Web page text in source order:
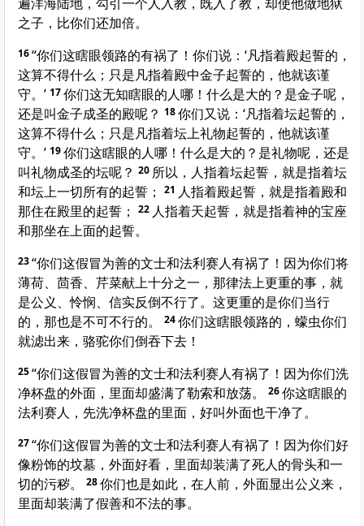
之子，比你们还加倍。
16“你们这瞎眼领路的有祸了！你们说：‘凡指着殿起誓的，
这算不得什么；只是凡指着殿中金子起誓的，他就该谨
守。’ 17你们这无知瞎眼的人哪！什么是大的？是金子呢，
还是叫金子成圣的殿呢？ 18你们又说：‘凡指着坛起誓的，
这算不得什么；只是凡指着坛上礼物起誓的，他就该谨
守。’ 19你们这瞎眼的人哪！什么是大的？是礼物呢，还是
叫礼物成圣的坛呢？ 20 所以，人指着坛起誓，就是指着坛
和坛上一切所有的起誓；
21 人指着殿起誓，就是指着殿和
那住在殿里的起誓；
22 人指着天起誓，就是指着神的宝座
和那坐在上面的起誓。
23“你们这假冒为善的文士和法利赛人有祸了！因为你们将
薄荷、茴香、芹菜献上十分之一，那律法上更重的事，就
是公义、怜悯、信实反倒不行了。这更重的是你们当行
的，那也是不可不行的。
24你们这瞎眼领路的，蠓虫你们
就滤出来，骆驼你们倒吞下去！
25“你们这假冒为善的文士和法利赛人有祸了！因为你们洗
净杯盘的外面，里面却盛满了勒索和放荡。
26你这瞎眼的
法利赛人，先洗净杯盘的里面，好叫外面也干净了。
27“你们这假冒为善的文士和法利赛人有祸了！因为你们好
像粉饰的坟墓，外面好看，里面却装满了死人的骨头和一
切的污秽。
28你们也是如此，在人前，外面显出公义来，
里面却装满了假善和不法的事。